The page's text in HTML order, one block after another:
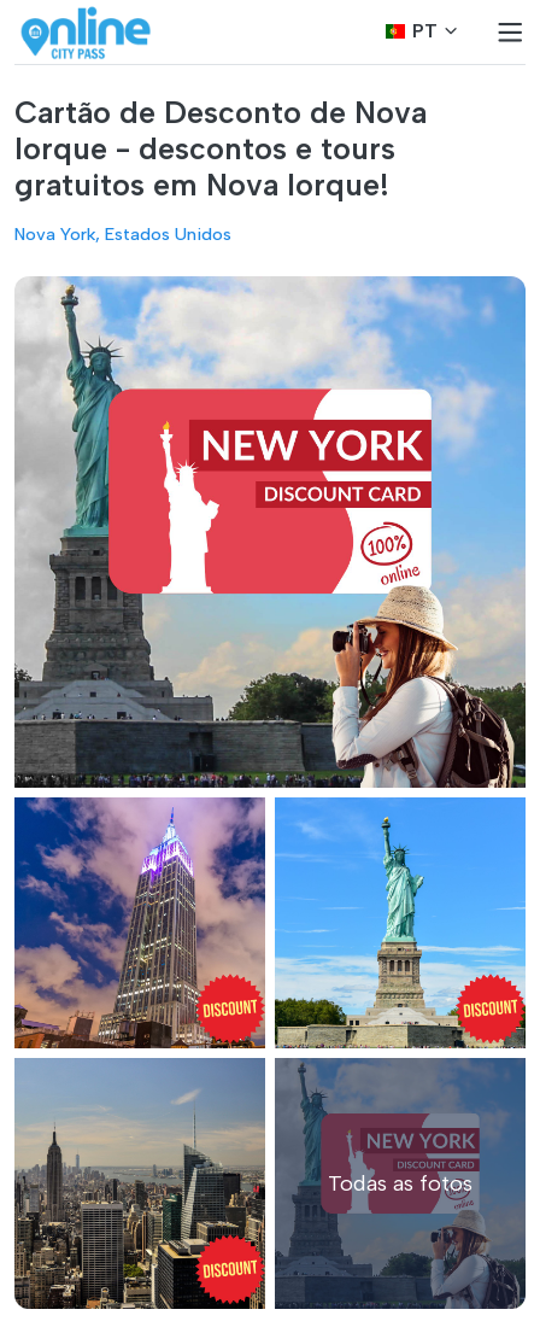
PT
Cartão de Desconto de Nova
Iorque - descontos e tours
gratuitos em Nova Iorque!
Nova York, Estados Unidos
Todas as fotos